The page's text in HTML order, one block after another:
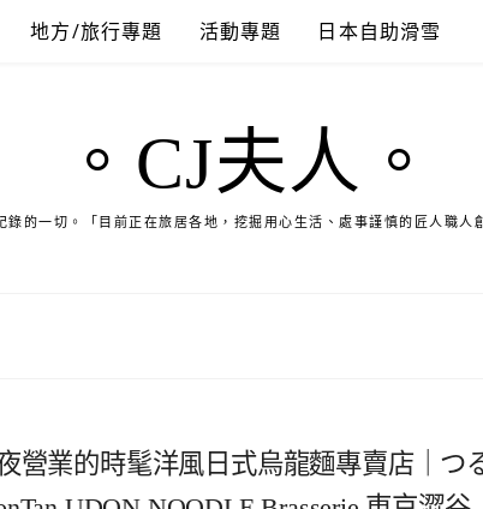
地方/旅行專題 活動專題 日本自助滑雪
。CJ夫人。
錄的一切。「目前正在旅居各地，挖掘用心生活、處事謹慎的匠人職人
營業的時髦洋風日式烏龍麵專賣店｜つ